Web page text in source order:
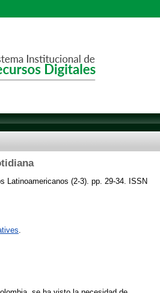
Latinoamericanos (2-3). pp. 29-34. ISSN
.